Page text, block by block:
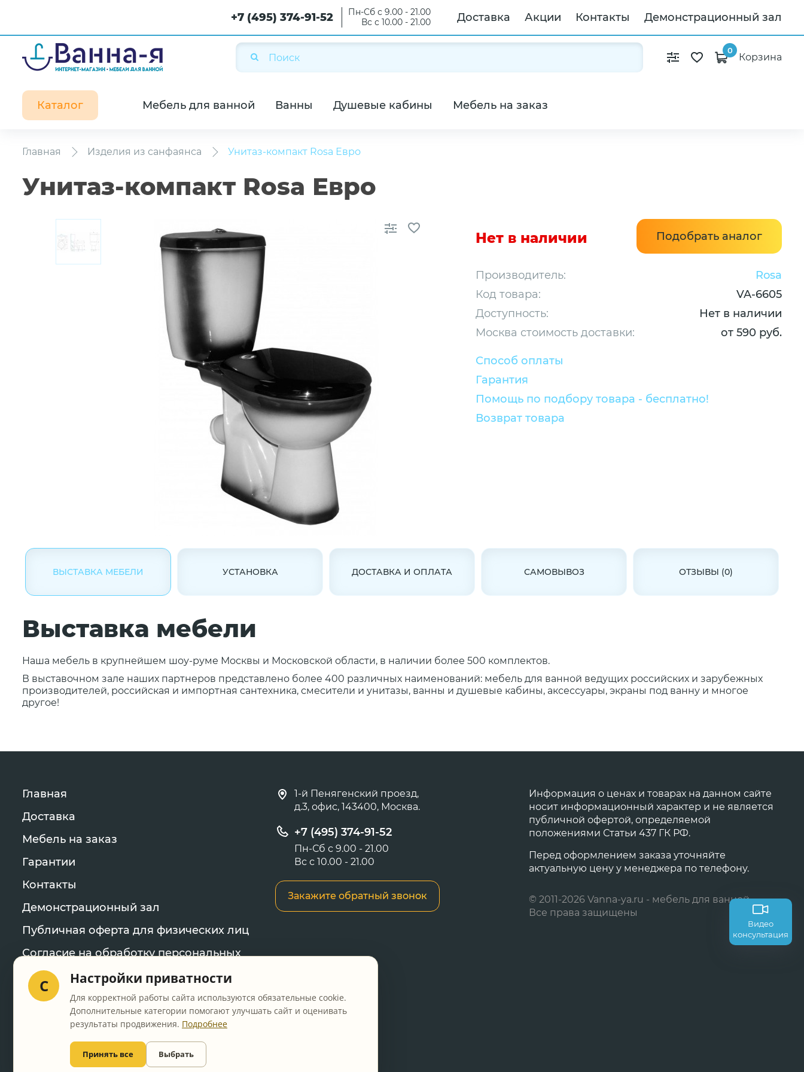
+7 (495) 374-91-52
Пн-Сб с 9.00 - 21.00
Вс с 10.00 - 21.00
Доставка Акции Контакты Демонстрационный зал
0
Корзина
Каталог Мебель для ванной Ванны Душевые кабины Мебель на заказ
Главная Изделия из санфаянса Унитаз-компакт Rosa Евро
Унитаз-компакт Rosa Евро
Нет в наличии Подобрать аналог
Производитель:
Rosa
Код товара:
VA-6605
Доступность:
Нет в наличии
Москва стоимость доставки:
от 590 руб.
Способ оплаты
Гарантия
Помощь по подбору товара - бесплатно!
Возврат товара
ВЫСТАВКА МЕБЕЛИ УСТАНОВКА ДОСТАВКА И ОПЛАТА САМОВЫВОЗ ОТЗЫВЫ (0)
Выставка мебели
Наша мебель в крупнейшем шоу-руме Москвы и Московской области, в наличии более 500 комплектов.
В выставочном зале наших партнеров представлено более 400 различных наименований: мебель для ванной ведущих российских и зарубежных
производителей, российская и импортная сантехника, смесители и унитазы, ванны и душевые кабины, аксессуары, экраны под ванну и многое
другое!
Видео
консультация
Главная
Доставка
Мебель на заказ
Гарантии
Контакты
Демонстрационный зал
Публичная оферта для физических лиц
Согласие на обработку персональных
Политика конфиденциальности
Уведомление об использовании файлов
Настройки cookie
1-й Пенягенский проезд,
д.3, офис, 143400, Москва.
+7 (495) 374-91-52
Пн-Сб с 9.00 - 21.00
Вс с 10.00 - 21.00
Закажите обратный звонок
Информация о ценах и товарах на данном сайте
носит информационный характер и не является
публичной офертой, определяемой
положениями Статьи 437 ГК РФ.
Перед оформлением заказа уточняйте
актуальную цену у менеджера по телефону.
© 2011-2026 Vanna-ya.ru - мебель для ванной
Все права защищены
C Настройки приватности
Для корректной работы сайта используются обязательные cookie.
Дополнительные категории помогают улучшать сайт и оценивать
результаты продвижения. Подробнее
Принять все Выбрать